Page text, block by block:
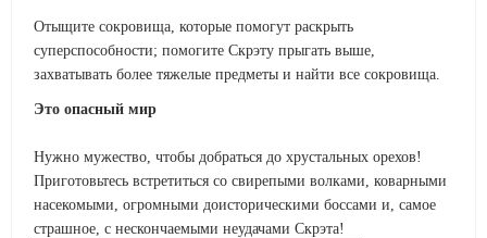
Отыщите сокровища, которые помогут раскрыть
суперспособности; помогите Скрэту прыгать выше,
захватывать более тяжелые предметы и найти все сокровища.
Это опасный мир
Нужно мужество, чтобы добраться до хрустальных орехов!
Приготовьтесь встретиться со свирепыми волками, коварными
насекомыми, огромными доисторическими боссами и, самое
страшное, с нескончаемыми неудачами Скрэта!